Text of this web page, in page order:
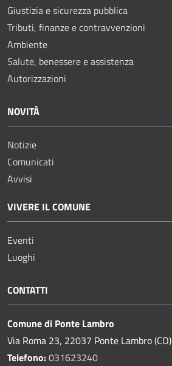
Giustizia e sicurezza pubblica
Tributi, finanze e contravvenzioni
Ambiente
Salute, benessere e assistenza
Autorizzazioni
NOVITÀ
Notizie
Comunicati
Avvisi
VIVERE IL COMUNE
Eventi
Luoghi
CONTATTI
Comune di Ponte Lambro
Via Roma 23, 22037 Ponte Lambro (CO)
Telefono:031623240